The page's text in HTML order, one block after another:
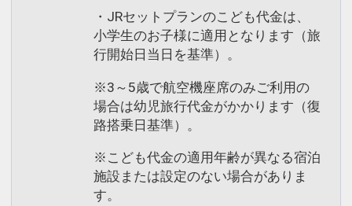
・JRセットプランのこども代金は、
小学生のお子様に適用となります（旅
行開始日当日を基準）。
※3～5歳で航空機座席のみご利用の
場合は幼児旅行代金がかかります（復
路搭乗日基準）。
※こども代金の適用年齢が異なる宿泊
施設または設定のない場合がありま
す。